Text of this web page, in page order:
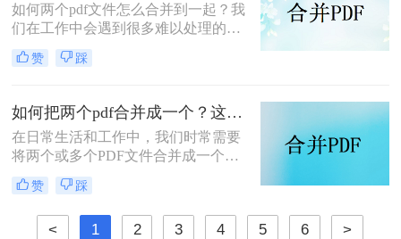
如何两个pdf文件怎么合并到一起？我
们在工作中会遇到很多难以处理的文
件，比如PDF文件，特别是多个PDF
文件合并成一个PDF文件。事实上，
互联网上找到相关的方法。最后，我
们不能达到我们理想的预期。让我们
来看看pdf合并的方法。
赞 踩
如何把两个pdf合并成一个？这4种合并方法很好用！
在日常生活和工作中，我们时常需要
将两个或多个PDF文件合并成一个，
以便于管理、查阅和分享。那么如何
把两个pdf合并成一个呢？本文将介绍
三种常用的PDF合并方法。
赞 踩
< 1 2 3 4 5 6 >